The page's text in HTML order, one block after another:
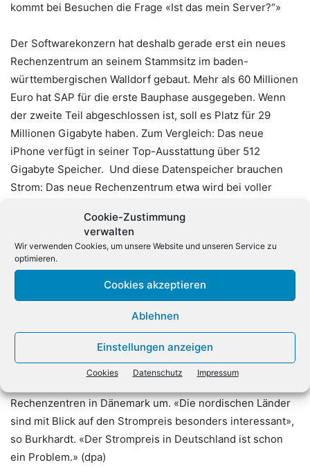
Cookie-Zustimmung
verwalten
Wir verwenden Cookies, um unsere Website und unseren Service zu
optimieren.
Cookies akzeptieren
Ablehnen
Einstellungen anzeigen
Cookies Datenschutz Impressum
kommt bei Besuchen die Frage «Ist das mein Server?“»
Der Softwarekonzern hat deshalb gerade erst ein neues
Rechenzentrum an seinem Stammsitz im baden-
württembergischen Walldorf gebaut. Mehr als 60 Millionen
Euro hat SAP für die erste Bauphase ausgegeben. Wenn
der zweite Teil abgeschlossen ist, soll es Platz für 29
Millionen Gigabyte haben. Zum Vergleich: Das neue
iPhone verfügt in seiner Top-Ausstattung über 512
Gigabyte Speicher. Und diese Datenspeicher brauchen
Strom: Das neue Rechenzentrum etwa wird bei voller
fressen – soviel wie über 15.000 Haushalte. Die weltweit
39 Rechenzentren von SAP verbrauchen mit 750 Millionen
Kilowattstunden soviel wie eine größere Stadt. Kosten, die
SAP nach eigenen Angaben nicht an die Kunden
weitergeben kann. Und auch die Leitungen seien
zumindest am Stammsitz Walldorf ausgereizt. Die
Versorger könnten keine weiteren Kapazitäten
bereitstellen, um weitere Serverfarmen zu betreiben.
«Hier in Walldorf ist jetzt Schluss», so Burkhardt. Auch
Rechenzentren in Dänemark um. «Die nordischen Länder
sind mit Blick auf den Strompreis besonders interessant»,
so Burkhardt. «Der Strompreis in Deutschland ist schon
ein Problem.» (dpa)